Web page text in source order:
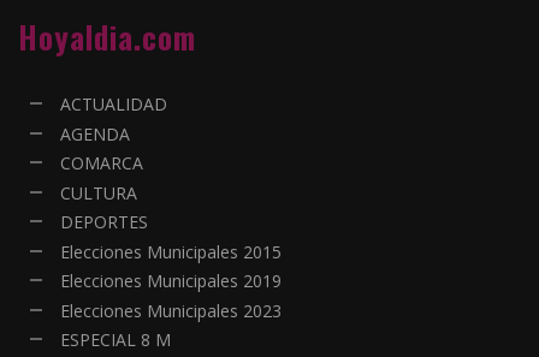
Hoyaldia.com
ACTUALIDAD
AGENDA
COMARCA
CULTURA
DEPORTES
Elecciones Municipales 2015
Elecciones Municipales 2019
Elecciones Municipales 2023
ESPECIAL 8 M